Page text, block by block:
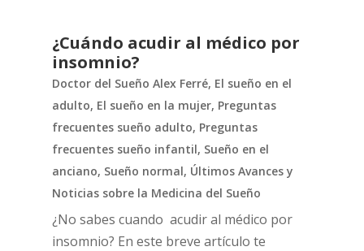
¿Cuándo acudir al médico por
insomnio?
Doctor del Sueño Alex Ferré, El sueño en el
adulto, El sueño en la mujer, Preguntas
frecuentes sueño adulto, Preguntas
frecuentes sueño infantil, Sueño en el
anciano, Sueño normal, Últimos Avances y
Noticias sobre la Medicina del Sueño
¿No sabes cuando acudir al médico por
insomnio? En este breve artículo te